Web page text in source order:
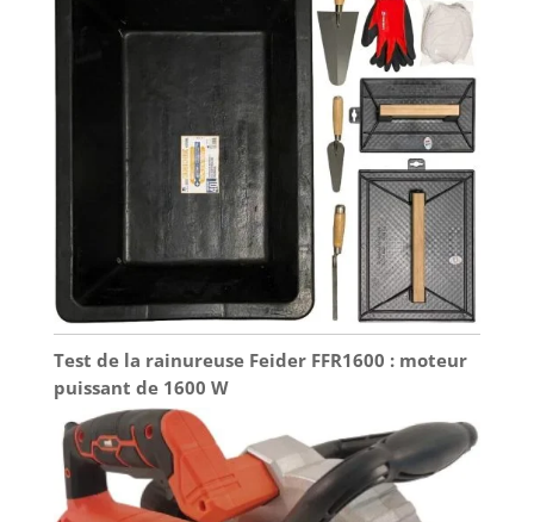
Test de la rainureuse Feider FFR1600 : moteur
puissant de 1600 W